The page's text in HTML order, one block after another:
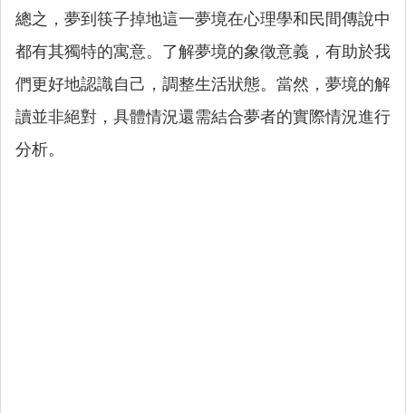
總之，夢到筷子掉地這一夢境在心理學和民間傳說中
都有其獨特的寓意。了解夢境的象徵意義，有助於我
們更好地認識自己，調整生活狀態。當然，夢境的解
讀並非絕對，具體情況還需結合夢者的實際情況進行
分析。